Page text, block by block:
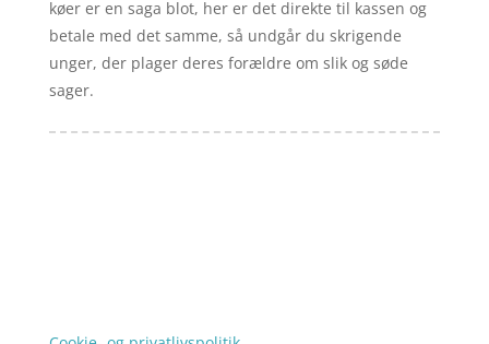
køer er en saga blot, her er det direkte til kassen og
betale med det samme, så undgår du skrigende
unger, der plager deres forældre om slik og søde
sager.